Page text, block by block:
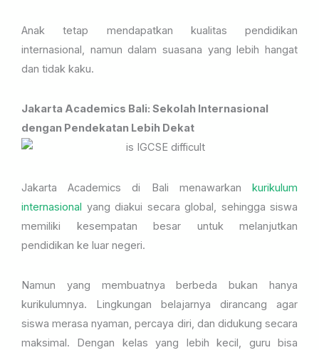
Anak tetap mendapatkan kualitas pendidikan
internasional, namun dalam suasana yang lebih hangat
dan tidak kaku.
Jakarta Academics Bali: Sekolah Internasional
dengan Pendekatan Lebih Dekat
Jakarta Academics di Bali menawarkan kurikulum
internasional yang diakui secara global, sehingga siswa
memiliki kesempatan besar untuk melanjutkan
pendidikan ke luar negeri.
Namun yang membuatnya berbeda bukan hanya
kurikulumnya. Lingkungan belajarnya dirancang agar
siswa merasa nyaman, percaya diri, dan didukung secara
maksimal. Dengan kelas yang lebih kecil, guru bisa